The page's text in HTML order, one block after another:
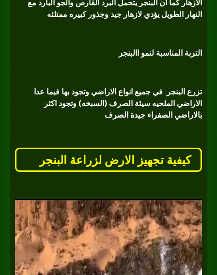
الازهار كما ان البنجر يتحمل البرد القارص والجو البارد مع
النهار الطويل يؤدي لازهار جيد وجذور كبيره ممتلئه
التربة المناسبة لنمو االبنجر
تزرع البنجر في جميع انواع الاراضي وتجود بها فيما عدا
الاراضي الملحيه سيئة الصرف (السبخه) وتجود اكثر
بالاراضي الصفراء جيدة الصرف
كيفية تجهيز الارض لزراعة البنجر